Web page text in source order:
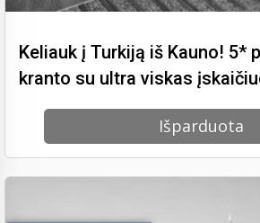
Keliauk į Turkiją iš Kauno! 5*
kranto su ultra viskas
Išparduota